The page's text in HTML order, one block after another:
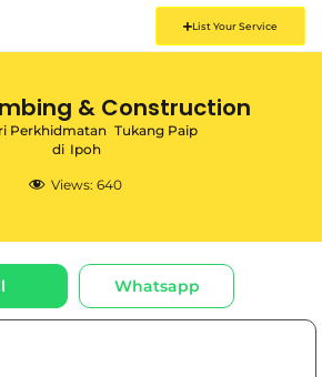
List Your Service
& Construction
Perkhidmatan Tukang Paip
di Ipoh
Views: 640
Whatsapp